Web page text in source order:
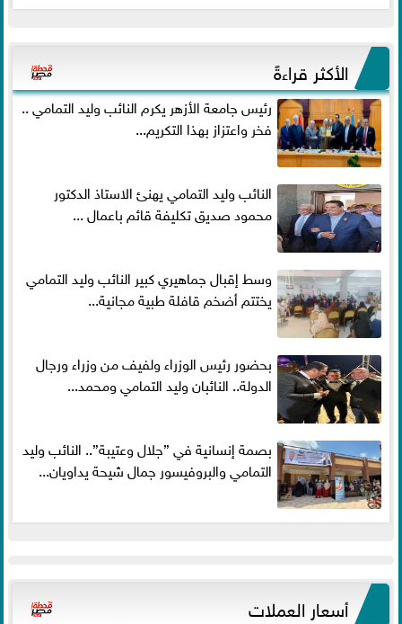
الأكثر قراءةً
رئيس جامعة الأزهر يكرم النائب وليد التمامي ..
فخر واعتزاز بهذا التكريم...
النائب وليد التمامي يهنئ الاستاذ الدكتور
محمود صديق تكليفة قائم باعمال ...
وسط إقبال جماهيري كبير النائب وليد التمامي
يختتم أضخم قافلة طبية مجانية...
بحضور رئيس الوزراء ولفيف من وزراء ورجال
الدولة.. النائبان وليد التمامي ومحمد...
بصمة إنسانية في ”جلال وعتيبة”.. النائب وليد
التمامي والبروفيسور جمال شيحة يداويان...
أسعار العملات